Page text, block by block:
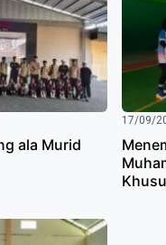
ala Murid
17/09/